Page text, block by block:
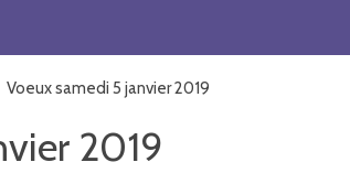
Voeux samedi 5 janvier 2019
2019